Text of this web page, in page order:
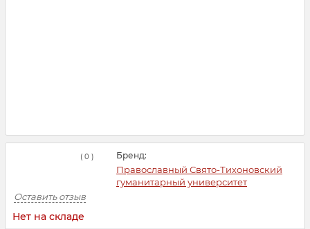
( 0 ) Бренд:
Православный Свято-Тихоновский
гуманитарный университет
Оставить отзыв
Нет на складе